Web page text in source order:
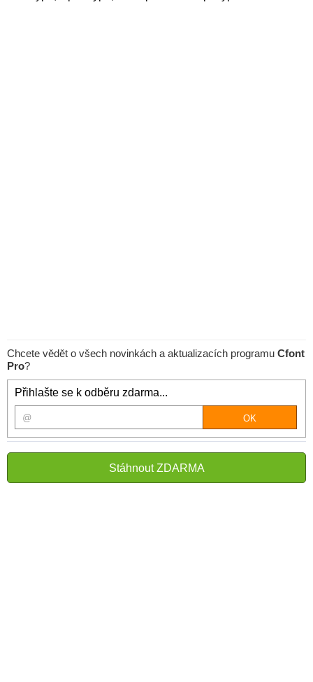
Chcete vědět o všech novinkách a aktualizacích programu Cfont
Pro?
Přihlašte se k odběru zdarma...
Stáhnout ZDARMA